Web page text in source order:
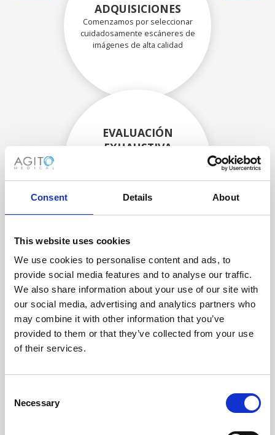
Consent Details About
This website uses cookies
We use cookies to personalise content and ads, to
provide social media features and to analyse our traffic.
We also share information about your use of our site with
our social media, advertising and analytics partners who
may combine it with other information that you’ve
provided to them or that they’ve collected from your use
of their services.
Selection
Necessary
ADQUISICIONES
Comenzamos por seleccionar
cuidadosamente escáneres de
imágenes de alta calidad
EVALUACIÓN
EXHAUSTIVA
cuidadosamente cada escáner
y sus componentes.
RECUPERÁNDOSE
CON CUIDADO
Las piezas utilizables se
recuperan meticulosamente en
un entorno seguro de ESD, lo
daños ni contaminación.